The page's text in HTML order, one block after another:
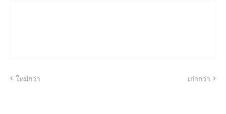
ใหม่กว่า เก่ากว่า